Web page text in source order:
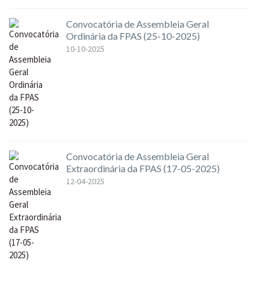
Convocatória de Assembleia Geral
Ordinária da FPAS (25-10-2025)
10-10-2025
Convocatória de Assembleia Geral
Extraordinária da FPAS (17-05-2025)
12-04-2025